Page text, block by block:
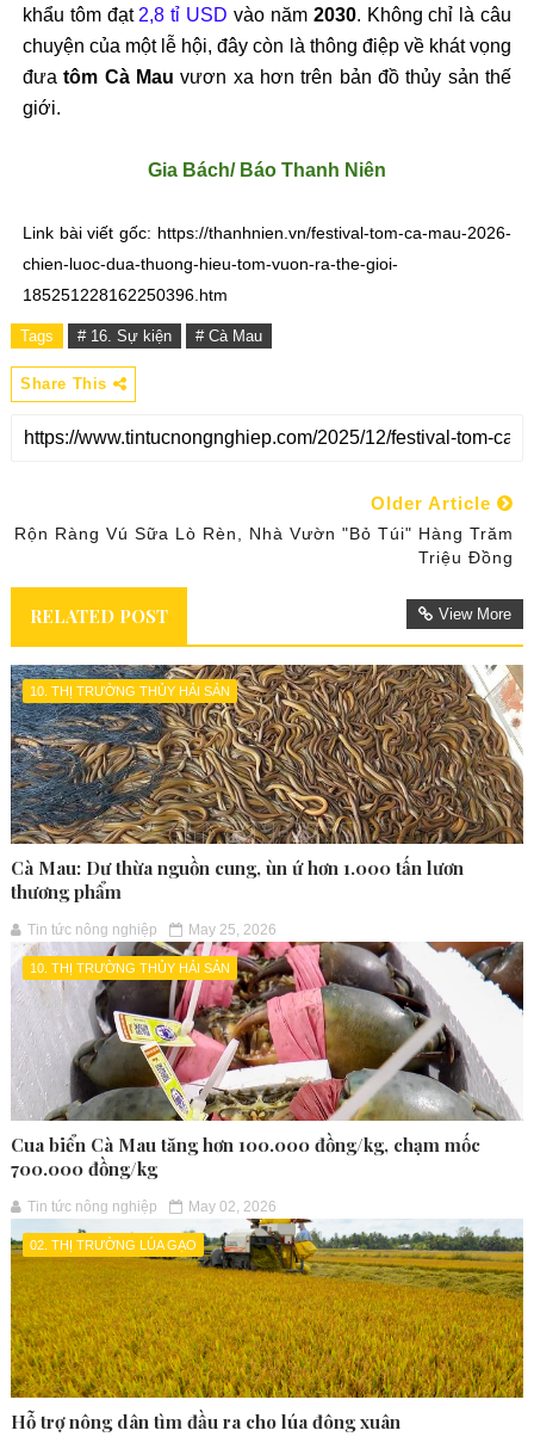
khẩu tôm đạt 2,8 tỉ USD vào năm 2030. Không chỉ là câu
chuyện của một lễ hội, đây còn là thông điệp về khát vọng
đưatôm Cà Mau vươn xa hơn trên bản đồ thủy sản thế
giới.
Gia Bách/ Báo Thanh Niên
Link bài viết gốc: https://thanhnien.vn/festival-tom-ca-mau-2026-
chien-luoc-dua-thuong-hieu-tom-vuon-ra-the-gioi-
185251228162250396.htm
Tags # 16. Sự kiện # Cà Mau
Share This
Older Article
Rộn Ràng Vú Sữa Lò Rèn, Nhà Vườn "bỏ Túi" Hàng Trăm
Triệu Đồng
RELATED POST View More
10. THỊ TRƯỜNG THỦY HẢI SẢN
Cà Mau: Dư thừa nguồn cung, ùn ứ hơn 1.000 tấn lươn
thương phẩm
Tin tức nông nghiệp May 25, 2026
10. THỊ TRƯỜNG THỦY HẢI SẢN
Cua biển Cà Mau tăng hơn 100.000 đồng/kg, chạm mốc
700.000 đồng/kg
Tin tức nông nghiệp May 02, 2026
02. THỊ TRƯỜNG LÚA GẠO
Hỗ trợ nông dân tìm đầu ra cho lúa đông xuân